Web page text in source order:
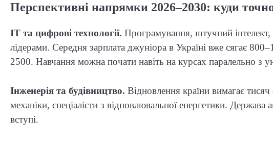
Перспективні напрямки 2026–2030: куди
IT та цифрові технології. Програмування, штучний інтелект,
лідерами. Середня зарплата джуніора в Україні вже сягає
2500. Навчання можна почати навіть на курсах паралельно з
Інженерія та будівництво. Відновлення країни вимагає
механіки, спеціалісти з відновлювальної енергетики.
вступі.